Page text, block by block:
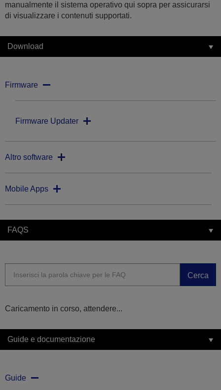
manualmente il sistema operativo qui sopra per assicurarsi
di visualizzare i contenuti supportati.
Download
Firmware
Firmware Updater
Altro software
Mobile Apps
FAQS
Cerca
Caricamento in corso, attendere...
Guide e documentazione
Guide